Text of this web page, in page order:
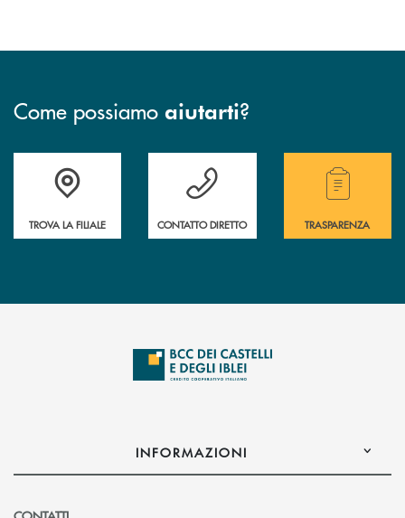
Come possiamo aiutarti?
Accedi all' elenco completo delle filiali .
TROVA LA FILIALE
Hai bisogno di assistenza immediata?
CONTATTO DIRETTO
Hai bisogno di
TRASPARENZA
INFORMAZIONI